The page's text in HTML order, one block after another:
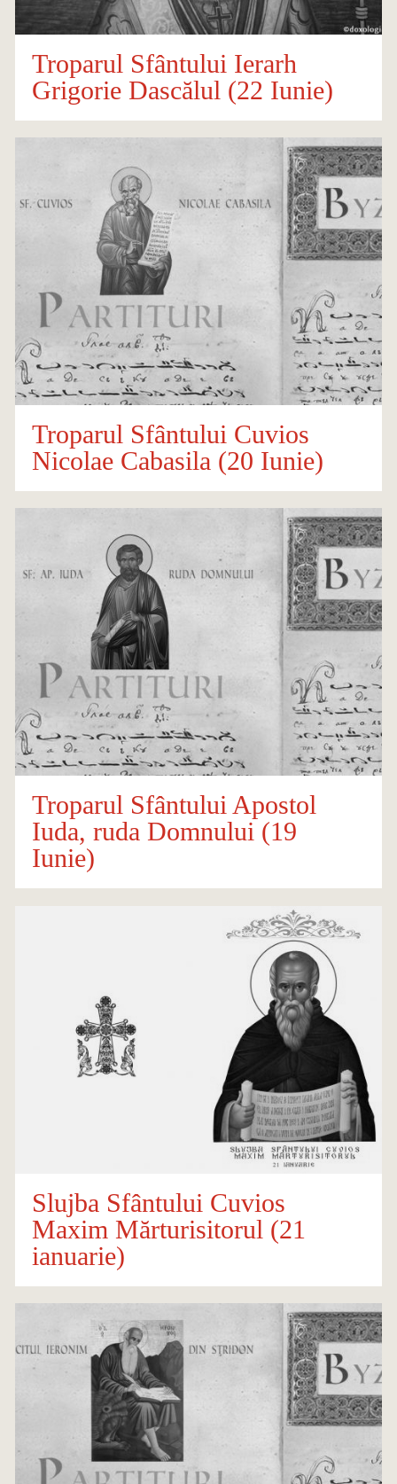
Troparul Sfântului Ierarh
Grigorie Dascălul (22 Iunie)
Troparul Sfântului Cuvios
Nicolae Cabasila (20 Iunie)
Troparul Sfântului Apostol
Iuda, ruda Domnului (19
Iunie)
Slujba Sfântului Cuvios
Maxim Mărturisitorul (21
ianuarie)